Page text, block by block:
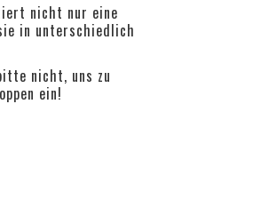
nicht nur eine
in unterschiedlich
nicht, uns zu
ein!